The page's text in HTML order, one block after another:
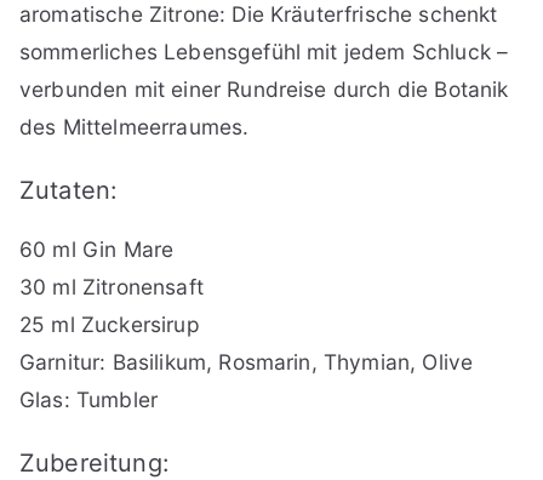
aromatische Zitrone: Die Kräuterfrische schenkt
sommerliches Lebensgefühl mit jedem Schluck –
verbunden mit einer Rundreise durch die Botanik
des Mittelmeerraumes.
Zutaten:
60 ml Gin Mare
30 ml Zitronensaft
25 ml Zuckersirup
Garnitur: Basilikum, Rosmarin, Thymian, Olive
Glas: Tumbler
Zubereitung: